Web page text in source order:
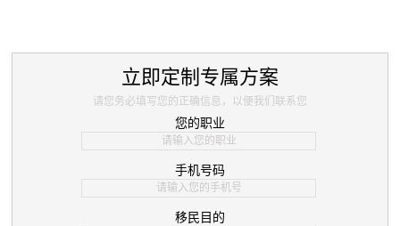
立即定制专属方案
请您务必填写您的正确信息，以便我们联系您
您的职业
手机号码
移民目的